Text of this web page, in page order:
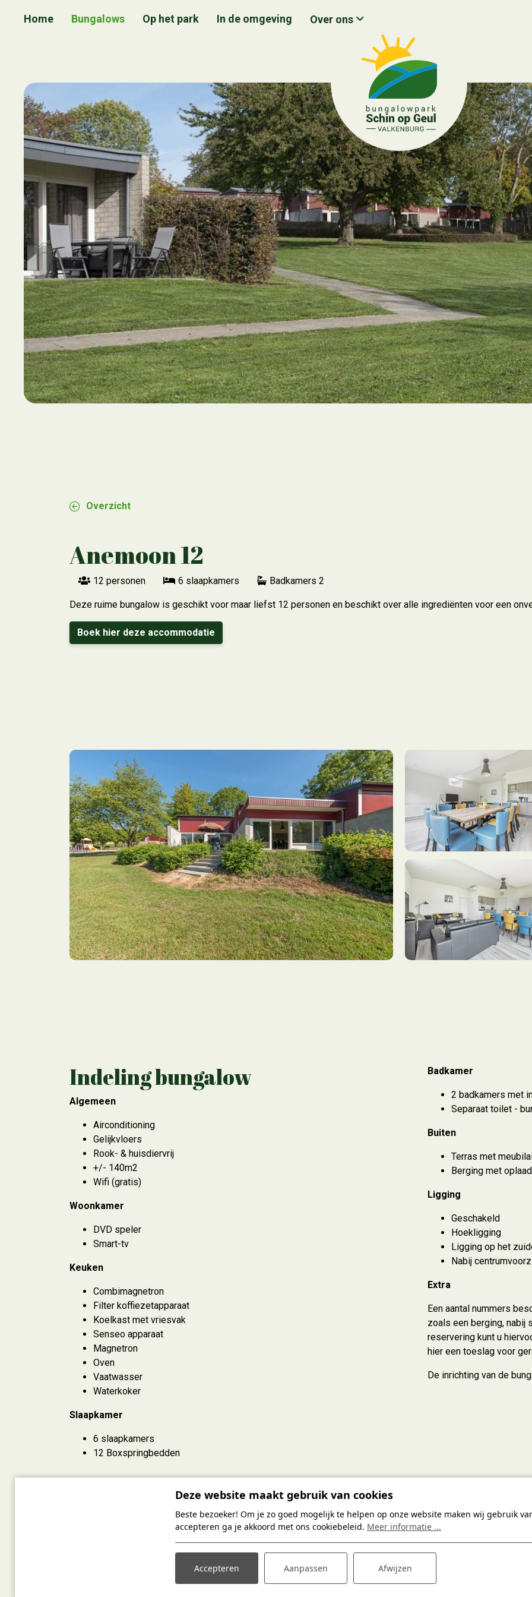
Home Bungalows Op het park In de omgeving Over ons
Overzicht
Anemoon 12
12 personen 6 slaapkamers Badkamers 2
Deze ruime bungalow is geschikt voor maar liefst 12 personen en beschikt over alle ingrediënten voor een
Boek hier deze accommodatie
Indeling bungalow
Algemeen
Airconditioning
Gelijkvloers
Rook- & huisdiervrij
+/- 140m2
Wifi (gratis)
Woonkamer
DVD speler
Smart-tv
Keuken
Combimagnetron
Filter koffiezetapparaat
Koelkast met vriesvak
Senseo apparaat
Magnetron
Oven
Vaatwasser
Waterkoker
Slaapkamer
6 slaapkamers
12 Boxspringbedden
Badkamer
2 badkamers met
Separaat toilet -
Buiten
Terras met
Berging met
Ligging
Geschakeld
Hoekligging
Ligging op het
Nabij
Extra
Een aantal nummers
zoals een berging, nabij
reservering kunt u
hier een toeslag voor
De inrichting van de
Deze website maakt gebruik van cookies
Beste bezoeker! Om je zo goed mogelijk te helpen op onze website maken wij gebruik
accepteren ga je akkoord met ons cookiebeleid. Meer informatie ...
Accepteren Aanpassen Afwijzen